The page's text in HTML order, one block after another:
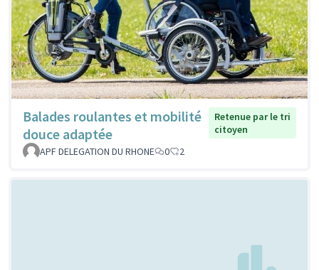
Balades roulantes et mobilité
douce adaptée
Retenue par le tri
citoyen
APF DELEGATION DU RHONE
0 2